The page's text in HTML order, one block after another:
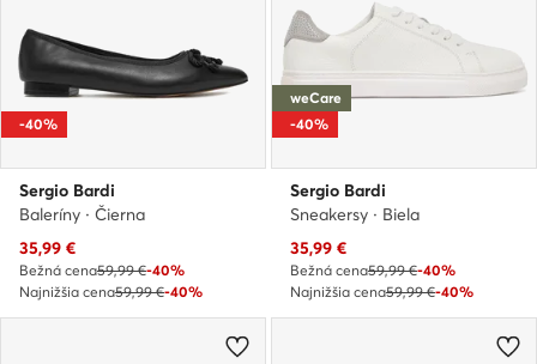
-40%
Sergio Bardi
Baleríny · Čierna
Aktuálna cena
35,99 €
Bežná cena59,99 €-40%
Najnižšia cena59,99 €-40%
weCare
-40%
Sergio Bardi
Sneakersy · Biela
Aktuálna cena
35,99 €
Bežná cena59,99 €-40%
Najnižšia cena59,99 €-40%